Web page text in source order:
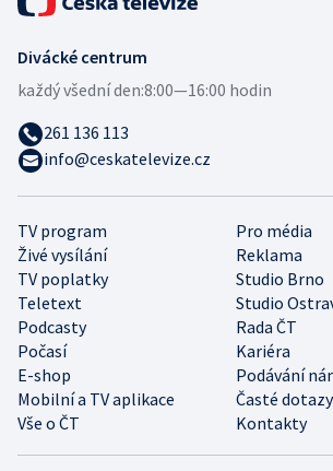
TV program
Pro média
Živé vysílání
Reklama
TV poplatky
Studio Brno
Teletext
Studio
Podcasty
Rada ČT
Počasí
Kariéra
E-shop
Podávání
Mobilní a TV aplikace
Časté dotazy
Vše o ČT
Kontakty
Divácké centrum
každý všední den:8:00—16:00 hodin
261 136 113
info@ceskatelevize.cz